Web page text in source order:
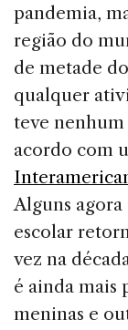
pandemia,
região do
de metade
qualquer
teve
acordo com
Alguns
escolar
vez na
é ainda mais
meninas e